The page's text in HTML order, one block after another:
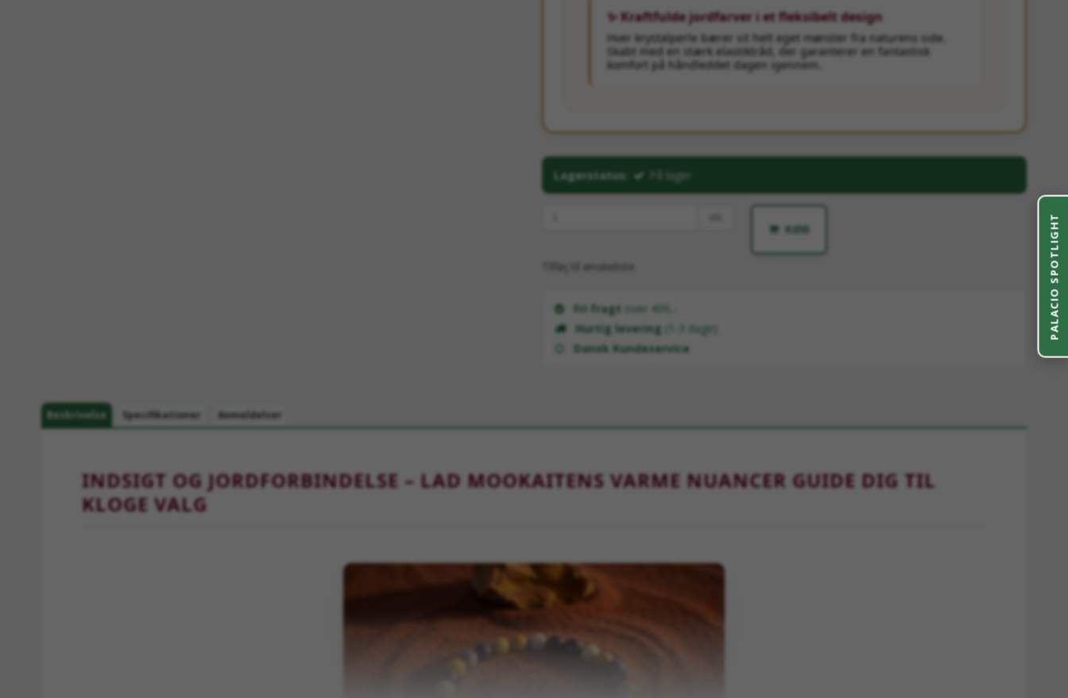
✨ Kraftfulde jordfarver i et fleksibelt design
Hver krystalperle bærer sit helt eget mønster fra naturens side.
Skabt med en stærk elastiktråd, der garanterer en fantastisk
komfort på håndleddet dagen igennem.
Lagerstatus: På lager
KØB
Tilføj til ønskeliste
Fri fragt
over 499,-
Hurtig levering (1-3 dage)
Dansk Kundeservice
Beskrivelse Specifikationer Anmeldelser
INDSIGT OG JORDFORBINDELSE – LAD MOOKAITENS VARME NUANCER GUIDE DIG TIL
KLOGE VALG
PALACIO SPOTLIGHT